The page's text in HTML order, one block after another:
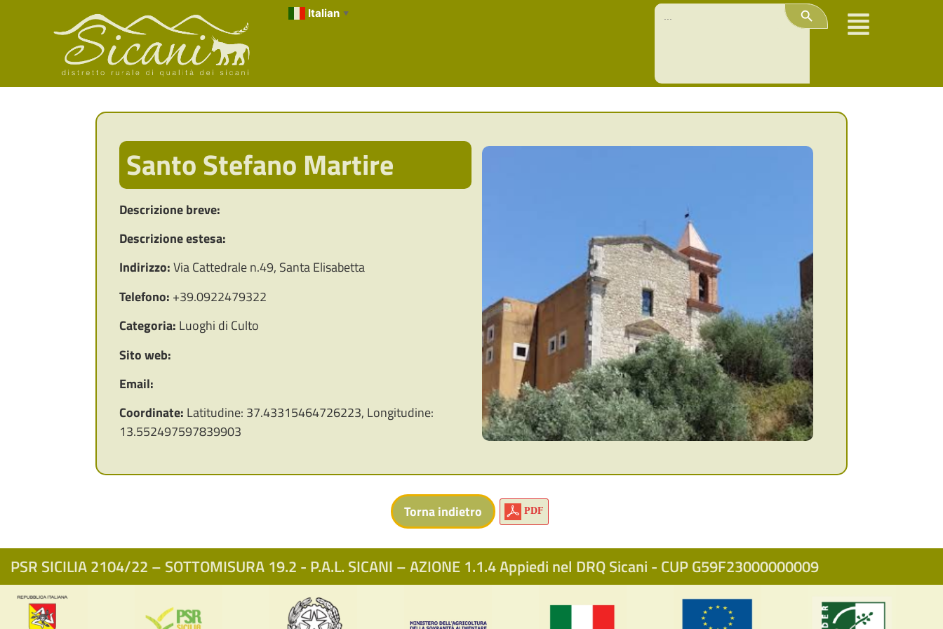
Italian ▼
Search
for:
Search Button
Santo Stefano Martire
Descrizione breve:
Descrizione estesa:
Indirizzo:Via Cattedrale n.49, Santa Elisabetta
Telefono: +39.0922479322
Categoria: Luoghi di Culto
Sito web:
Email:
Coordinate: Latitudine: 37.43315464726223, Longitudine:
13.552497597839903
PDF
PSR SICILIA 2104/22 – SOTTOMISURA 19.2 - P.A.L. SICANI – AZIONE 1.1.4 Appiedi nel DRQ Sicani - CUP G59F23000000009